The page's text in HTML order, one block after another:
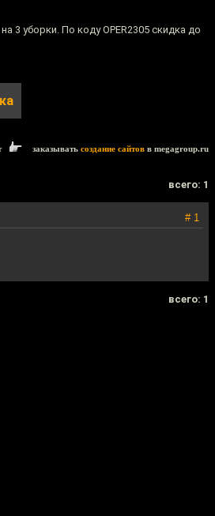
3 уборки. По коду OPER2305 скидка до
заказывать создание сайтов в megagroup.ru
всего: 1
# 1
всего: 1